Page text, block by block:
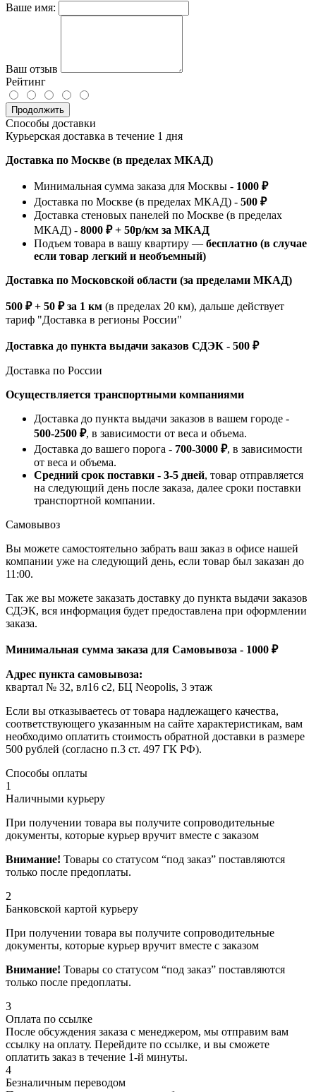
Ваше имя:
Ваш отзыв
Рейтинг
Продолжить
Способы доставки
Курьерская доставка в течение 1 дня
Доставка по Москве (в пределах МКАД)
Минимальная сумма заказа для Москвы - 1000 ₽
Доставка по Москве (в пределах МКАД) - 500 ₽
Доставка стеновых панелей по Москве (в пределах
МКАД) - 8000 ₽ + 50р/км за МКАД
Подъем товара в вашу квартиру — бесплатно (в случае
если товар легкий и необъемный)
Доставка по Московской области (за пределами МКАД)
500 ₽ + 50 ₽ за 1 км (в пределах 20 км), дальше действует
тариф "Доставка в регионы России"
Доставка до пункта выдачи заказов СДЭК - 500 ₽
Доставка по России
Осуществляется транспортными компаниями
Доставка до пункта выдачи заказов в вашем городе -
500-2500 ₽, в зависимости от веса и объема.
Доставка до вашего порога - 700-3000 ₽, в зависимости
от веса и объема.
Средний срок поставки - 3-5 дней, товар отправляется
на следующий день после заказа, далее сроки поставки
транспортной компании.
Самовывоз
Вы можете самостоятельно забрать ваш заказ в офисе нашей
компании уже на следующий день, если товар был заказан до
11:00.
Так же вы можете заказать доставку до пункта выдачи заказов
СДЭК, вся информация будет предоставлена при оформлении
заказа.
Минимальная сумма заказа для Самовывоза - 1000 ₽
Адрес пункта самовывоза:
квартал № 32, вл16 с2, БЦ Neopolis, 3 этаж
Если вы отказываетесь от товара надлежащего качества,
соответствующего указанным на сайте характеристикам, вам
необходимо оплатить стоимость обратной доставки в размере
500 рублей (согласно п.3 ст. 497 ГК РФ).
Способы оплаты
1
Наличными курьеру
При получении товара вы получите сопроводительные
документы, которые курьер вручит вместе с заказом
Внимание! Товары со статусом “под заказ” поставляются
только после предоплаты.
2
Банковской картой курьеру
При получении товара вы получите сопроводительные
документы, которые курьер вручит вместе с заказом
Внимание! Товары со статусом “под заказ” поставляются
только после предоплаты.
3
Оплата по ссылке
После обсуждения заказа с менеджером, мы отправим вам
ссылку на оплату. Перейдите по ссылке, и вы сможете
оплатить заказ в течение 1-й минуты.
4
Безналичным переводом